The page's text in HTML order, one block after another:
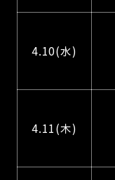
4.10(水)
4.11(木)